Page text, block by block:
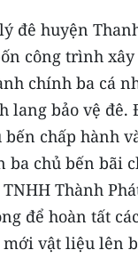
đê huyện
công trình
chính ba cá
lang bảo vệ
bến chấp hành
chủ bến bãi
Thành
để hoàn tất
vật liệu lên